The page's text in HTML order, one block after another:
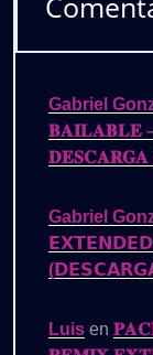
Gabriel
𝐁𝐀𝐈𝐋𝐀𝐁𝐋𝐄
𝐃𝐄𝐒𝐂𝐀𝐑𝐆𝐀
Gabriel
Luis en